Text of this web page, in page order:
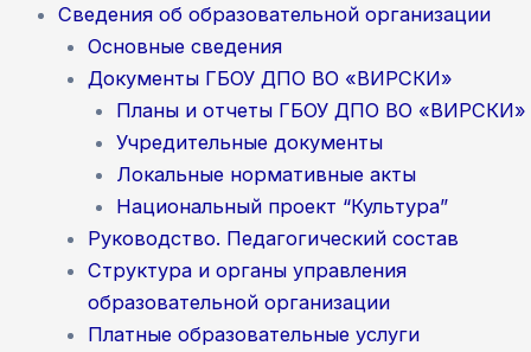
Сведения об образовательной организации
Основные сведения
Документы ГБОУ ДПО ВО «ВИРСКИ»
Планы и отчеты ГБОУ ДПО ВО «ВИРСКИ»
Учредительные документы
Локальные нормативные акты
Национальный проект “Культура”
Руководство. Педагогический состав
Структура и органы управления
образовательной организации
Платные образовательные услуги